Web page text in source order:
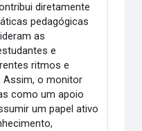
diretamente
pedagógicas
as
e
ritmos e
Assim, o monitor
como um apoio
um papel ativo